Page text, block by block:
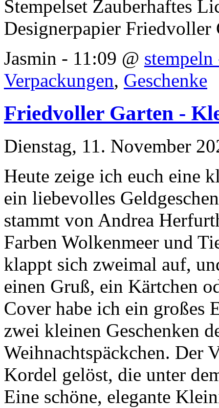
Stempelset Zauberhaftes
Designerpapier Friedvoller
Jasmin - 11:09 @
Verpackungen, Geschenke
Friedvoller Garten -
Dienstag, 11. November
Heute zeige ich euch eine
ein liebevolles
stammt von Andrea
Farben Wolkenmeer und
klappt sich zweimal auf,
einen Gruß, ein Kärtchen
Cover habe ich ein
zwei kleinen Geschenken
Weihnachtspäckchen. Der
Kordel gelöst, die unter
Eine schöne, elegante